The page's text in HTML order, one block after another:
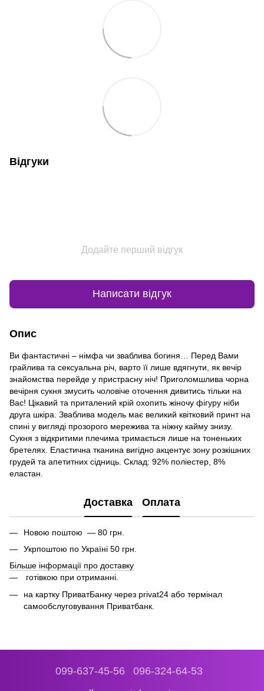
Відгуки
Додайте перший відгук
Написати відгук
Опис
Ви фантастичні – німфа чи зваблива богиня… Перед Вами
грайлива та сексуальна річ, варто її лише вдягнути, як вечір
знайомства перейде у пристрасну ніч! Приголомшлива чорна
вечірня сукня змусить чоловіче оточення дивитись тільки на
Вас! Цікавий та приталений крій охопить жіночу фігуру ніби
друга шкіра. Зваблива модель має великий квітковий принт на
спині у вигляді прозорого мережива та ніжну кайму знизу.
Сукня з відкритими плечима тримається лише на тоненьких
бретелях. Еластична тканина вигідно акцентує зону розкішних
грудей та апетитних сідниць. Склад: 92% поліестер, 8%
еластан.
Доставка Оплата
Новою поштою — 80 грн.
Укрпоштою по Україні 50 грн.
Більше інформації про доставку
готівкою при отриманні.
на картку ПриватБанку через privat24 або термінал
самообслуговування Приватбанк.
099-637-45-56 096-324-64-53